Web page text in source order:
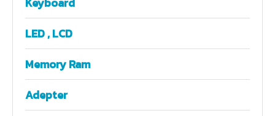
LED , LCD
Memory Ram
Adepter